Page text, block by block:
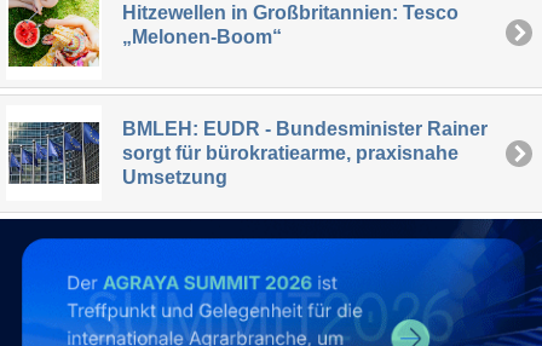
Hitzewellen in Großbritannien: Tesco
„Melonen-Boom“
BMLEH: EUDR - Bundesminister Rainer
sorgt für bürokratiearme, praxisnahe
Umsetzung